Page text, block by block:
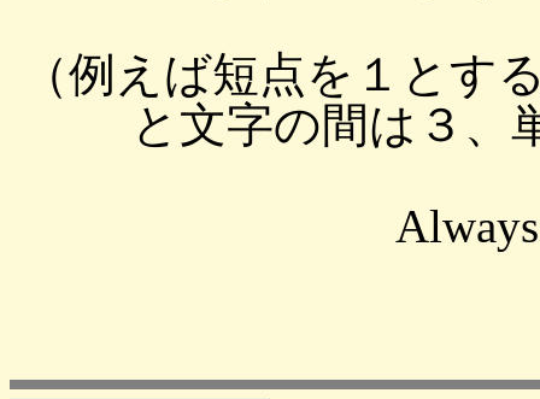
（例えば短点を１とす
と文字の間は３、